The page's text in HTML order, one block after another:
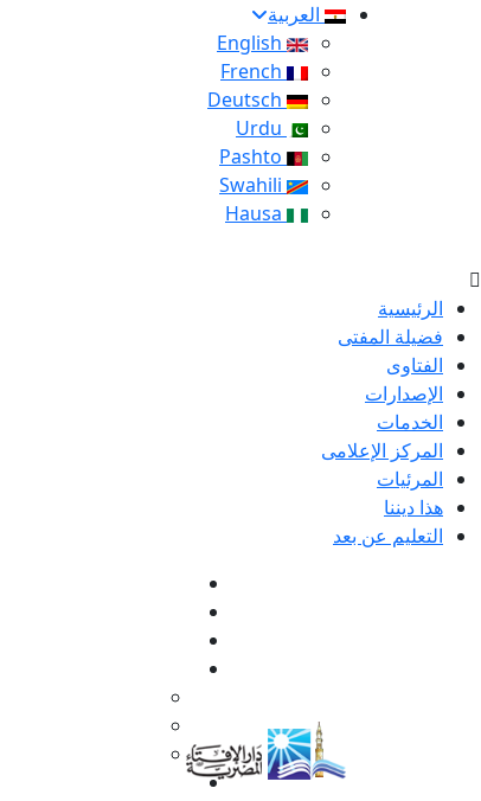
العربية
الرئيسية
فضيلة المفتى
الفتاوى
الإصدارات
الخدمات
المركز الإعلامى
المرئيات
هذا ديننا
التعليم عن بعد